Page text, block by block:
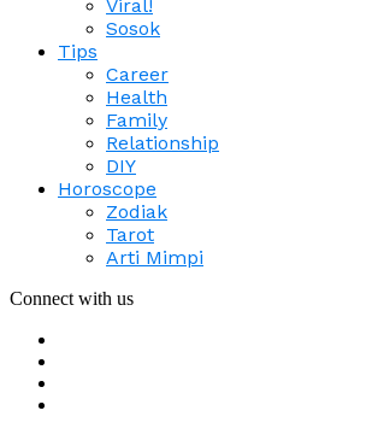
Viral!
Sosok
Tips
Career
Health
Family
Relationship
DIY
Horoscope
Zodiak
Tarot
Arti Mimpi
Connect with us